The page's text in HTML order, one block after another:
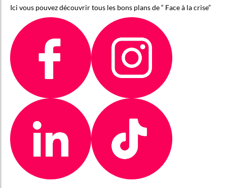
Ici vous pouvez découvrir tous les bons plans de “ Face à la crise”